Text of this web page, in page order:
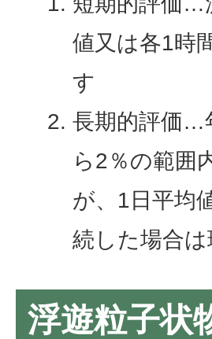
値又は各1時
す
長期的評価…
ら2％の範囲
が、1日平均
続した場合
浮遊粒子状